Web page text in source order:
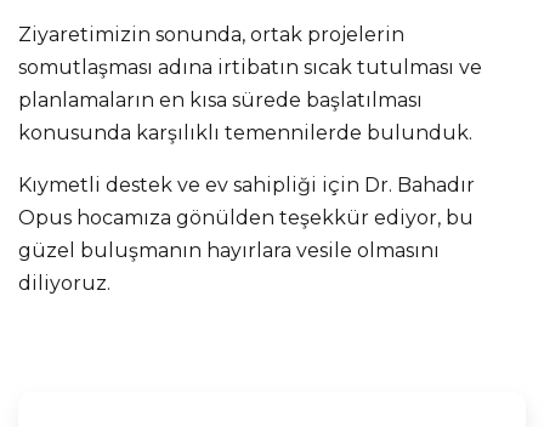
Ziyaretimizin sonunda, ortak projelerin
somutlaşması adına irtibatın sıcak tutulması ve
planlamaların en kısa sürede başlatılması
konusunda karşılıklı temennilerde bulunduk.
Kıymetli destek ve ev sahipliği için Dr. Bahadır
Opus hocamıza gönülden teşekkür ediyor, bu
güzel buluşmanın hayırlara vesile olmasını
diliyoruz.